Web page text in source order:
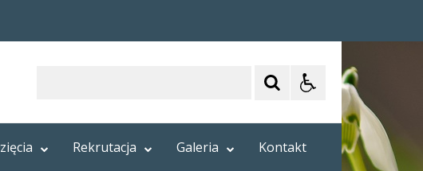
Rekrutacja Galeria Kontakt